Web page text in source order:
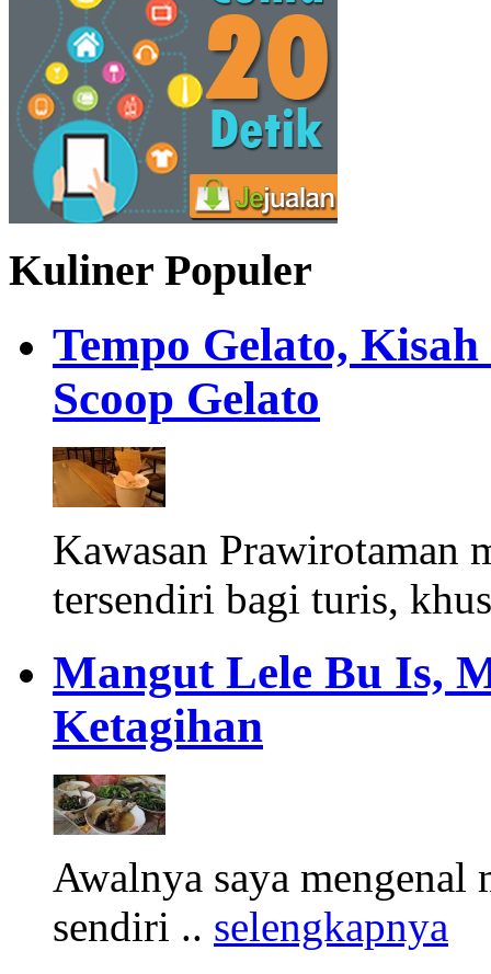
Kuliner Populer
Tempo Gelato,
Scoop Gelato
Kawasan Prawirotaman
tersendiri bagi turis,
Mangut Lele Bu Is,
Ketagihan
Awalnya saya mengenal
sendiri .. selengkapnya